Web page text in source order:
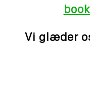
Vi glæder